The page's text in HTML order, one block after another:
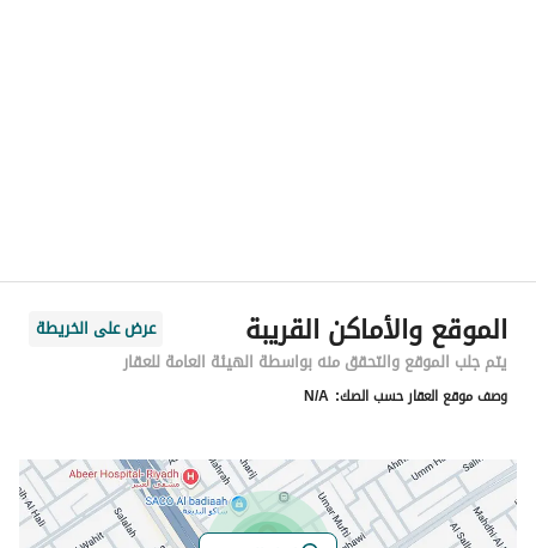
رقم المبنى
2189
الرقم الاضافي
خط العرض
24.576769063691632
خط الطول
46.60684778818909
الموقع والأماكن القريبة
عرض على الخريطة
يتم جلب الموقع والتحقق منه بواسطة الهيئة العامة للعقار
وصف موقع العقار حسب الصك: N/A